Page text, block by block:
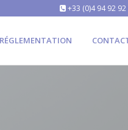
+33 (0)4 94 92 92
RÉGLEMENTATION